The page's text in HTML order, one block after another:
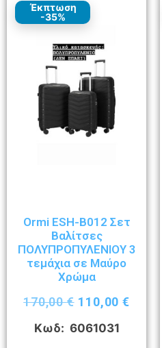
Έκπτωση
-35%
Ormi ESH-B012 Σετ
Βαλίτσες
ΠΟΛΥΠΡΟΠΥΛΕΝΙΟΥ 3
τεμάχια σε Μαύρο
Χρώμα
170,00€ 110,00€
Κωδ: 6061031